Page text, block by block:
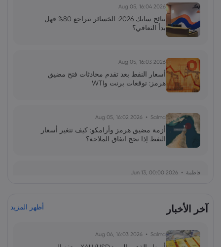
2026 Aug 05, 16:04
نتائج سابك 2026: الخسائر تتراجع 80% فهل
بدأ التعافي؟
2026 Aug 05, 16:03
أسعار النفط بعد تقدم محادثات فتح مضيق
هرمز: توقعات برنت وWTI
Salma
2026 Aug 05, 16:02
أزمة مضيق هرمز وأرامكو: كيف تتغير أسعار
النفط إذا نجح اتفاق الملاحة؟
فاطمة 2026 Jun 13, 00:00
ارتداد قطاع رقائق التخزين: هل يمثل الذكاء
آخر الأخبار أظهر المزيد
Salma
2026 Aug 06, 16:03